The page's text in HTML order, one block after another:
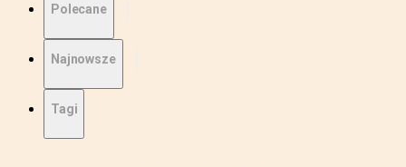
Polecane
Najnowsze
Tagi